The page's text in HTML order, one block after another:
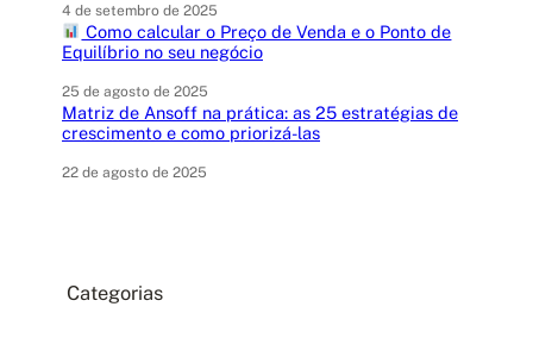
4 de setembro de 2025
Como calcular o Preço de Venda e o Ponto de
Equilíbrio no seu negócio
25 de agosto de 2025
Matriz de Ansoff na prática: as 25 estratégias de
crescimento e como priorizá-las
22 de agosto de 2025
Categorias